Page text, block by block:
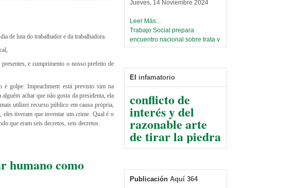
de luta do trabalhador e da trabalhadora.
e cumprimento o nosso prefeito de
golpe. Impeachment está previsto sim na
achar que não gosta da presidenta, ela
utilizei recurso público em causa própria,
eles tiveram que inventar um crime. Qual é o
que eram seis decretos, seis decretos.
humano como
Leer Más...
Trabajo Social prepara
encuentro nacional sobre trata y
Centro de Estudiantes organiza
la UMSA
Sábado, 14 Septiembre 2024
Leer Más...
Banco Central otorga
El infamatorio
De La Razón del
conflicto de
interés y del
razonable arte
de tirar la piedra
y esconder la
El Infamatorio
Jueves, 10 Diciembre 2020
Publicación Aquí 364